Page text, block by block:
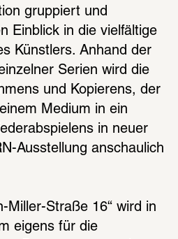
gruppiert und
Einblick in die vielfältige
Künstlers. Anhand der
Serien wird die
und Kopierens, der
Medium in ein
in neuer
Ausstellung anschaulich
Miller-Straße 16“ wird in
eigens für die